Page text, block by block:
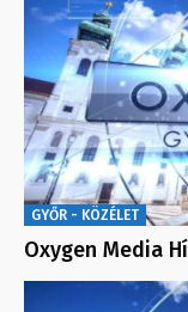
GYŐR - KÖZÉLET
Oxygen Media